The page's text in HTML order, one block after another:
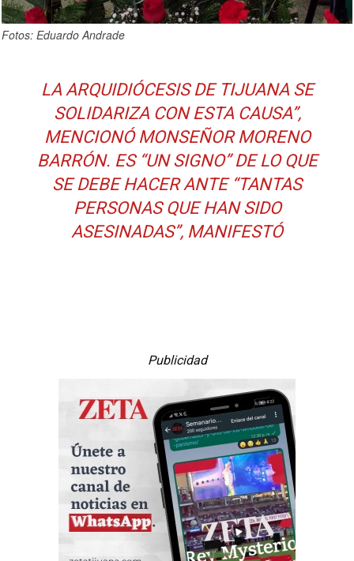
Fotos: Eduardo Andrade
LA ARQUIDIÓCESIS DE TIJUANA SE
SOLIDARIZA CON ESTA CAUSA”,
MENCIONÓ MONSEÑOR MORENO
BARRÓN. ES “UN SIGNO” DE LO QUE
SE DEBE HACER ANTE “TANTAS
PERSONAS QUE HAN SIDO
ASESINADAS”, MANIFESTÓ
Publicidad